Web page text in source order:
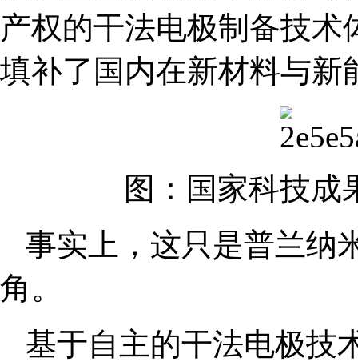
产权的干法电极制备技
填补了国内在新材料与新
图：国家科技成
事实上，这只是普兰纳
角。
基于自主的干法电极技